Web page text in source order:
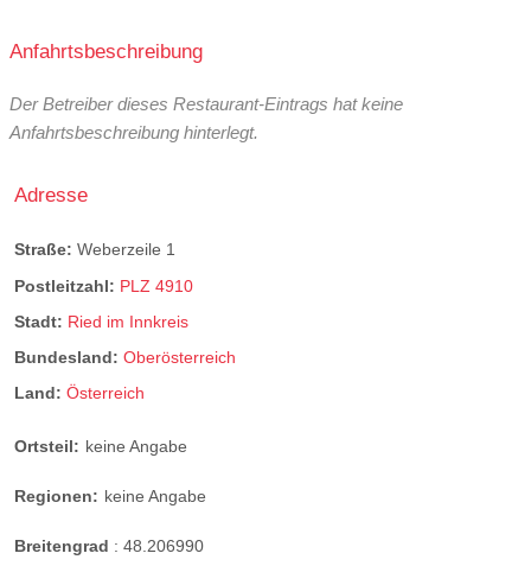
Anfahrtsbeschreibung
Der Betreiber dieses Restaurant-Eintrags hat keine
Anfahrtsbeschreibung hinterlegt.
Adresse
Straße: Weberzeile 1
Postleitzahl: PLZ 4910
Stadt: Ried im Innkreis
Bundesland: Oberösterreich
Land: Österreich
Ortsteil: keine Angabe
Regionen: keine Angabe
Breitengrad : 48.206990